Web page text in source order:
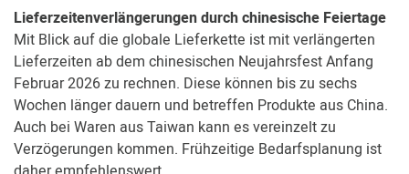
Lieferzeitenverlängerungen durch chinesische Feiertage
Mit Blick auf die globale Lieferkette ist mit verlängerten
Lieferzeiten ab dem chinesischen Neujahrsfest Anfang
Februar 2026 zu rechnen. Diese können bis zu sechs
Wochen länger dauern und betreffen Produkte aus China.
Auch bei Waren aus Taiwan kann es vereinzelt zu
Verzögerungen kommen. Frühzeitige Bedarfsplanung ist